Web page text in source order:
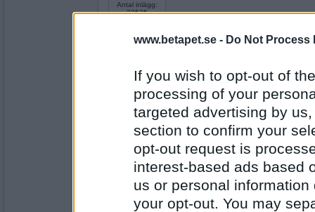
www.betapet.se - Do Not Process
If you wish to opt-out of
processing of your
targeted advertising by
section to confirm your
opt-out request is
interest-based ads based
us or personal
your opt-out. You may
Antal inlägg:
22535
Antal inlägg:
Små eller stora barn?
topcats50
Små
Segelbåt eller racerbåt?